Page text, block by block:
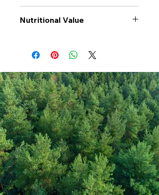
Nutritional Value
Flakes
Calories Kj 1587
Energy Kcal 376.3
Fat (g) 7.3
(Fat) of which
Saturate (g)
1.3
Carbohyrates (g) 61
(Carb) of which
2